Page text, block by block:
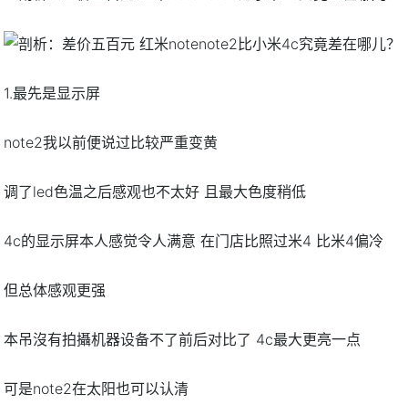
1.最先是显示屏
note2我以前便说过比较严重变黄
调了led色温之后感观也不太好 且最大色度稍低
4c的显示屏本人感觉令人满意 在门店比照过米4 比米4偏冷
但总体感观更强
本吊沒有拍攝机器设备不了前后对比了 4c最大更亮一点
可是note2在太阳也可以认清